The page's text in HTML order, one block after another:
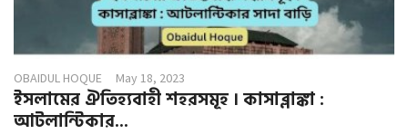
OBAIDUL HOQUE May 18, 2023
ইসলামের ঐতিহ্যবাহী শহরসমূহ । কাসাব্লাঙ্কা :
আটলান্টিকার...